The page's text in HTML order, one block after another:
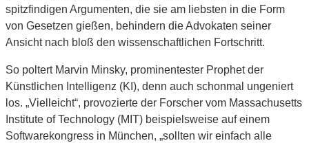
spitzfindigen Argumenten, die sie am liebsten in die Form
von Gesetzen gießen, behindern die Advokaten seiner
Ansicht nach bloß den wissenschaftlichen Fortschritt.
So poltert Marvin Minsky, prominentester Prophet der
Künstlichen Intelligenz (KI), denn auch schonmal ungeniert
los. „Vielleicht“, provozierte der Forscher vom Massachusetts
Institute of Technology (MIT) beispielsweise auf einem
Softwarekongress in München, „sollten wir einfach alle